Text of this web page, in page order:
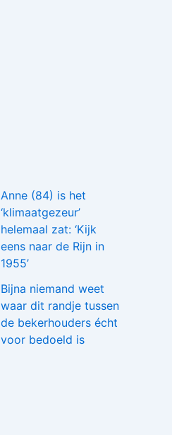
Anne (84) is het
‘klimaatgezeur’
helemaal zat: ‘Kijk
eens naar de Rijn in
1955’
Bijna niemand weet
waar dit randje tussen
de bekerhouders écht
voor bedoeld is